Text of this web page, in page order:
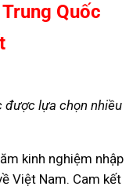
Quốc
được lựa chọn nhiều
kinh nghiệm nhập
Việt Nam. Cam kết